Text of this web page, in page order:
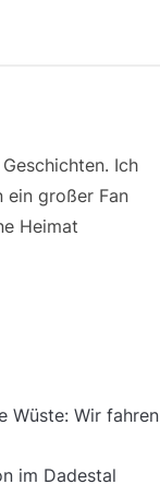
Ich
ein großer Fan
Heimat
Wüste: Wir fahren
im Dadestal